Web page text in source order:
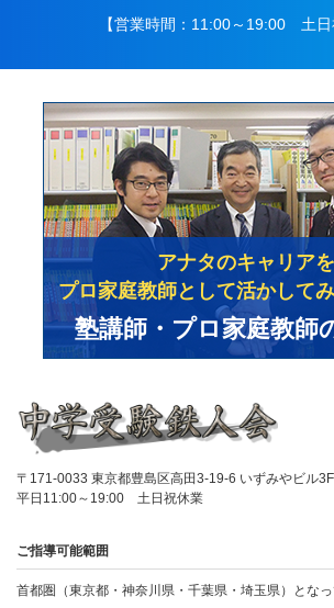
【営業時間：11:00～19:00 土日
〒171-0033 東京都豊島区高田3-19-6 いずみやビル3F
平日11:00～19:00 土日祝休業
ご指導可能範囲
首都圏（東京都・神奈川県・千葉県・埼玉県）となっ
アナタのキャリアを
プロ家庭教師として活かして
塾講師・プロ家庭教師